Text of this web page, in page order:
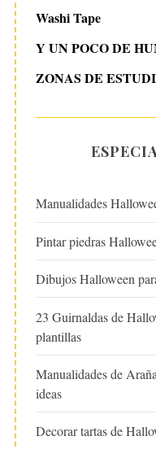
Washi Tape
Y UN POCO DE
ZONAS DE
Manualidades
Pintar piedras
Dibujos Halloween
23 Guirnaldas de
plantillas
Manualidades de
ideas
Decorar tartas de